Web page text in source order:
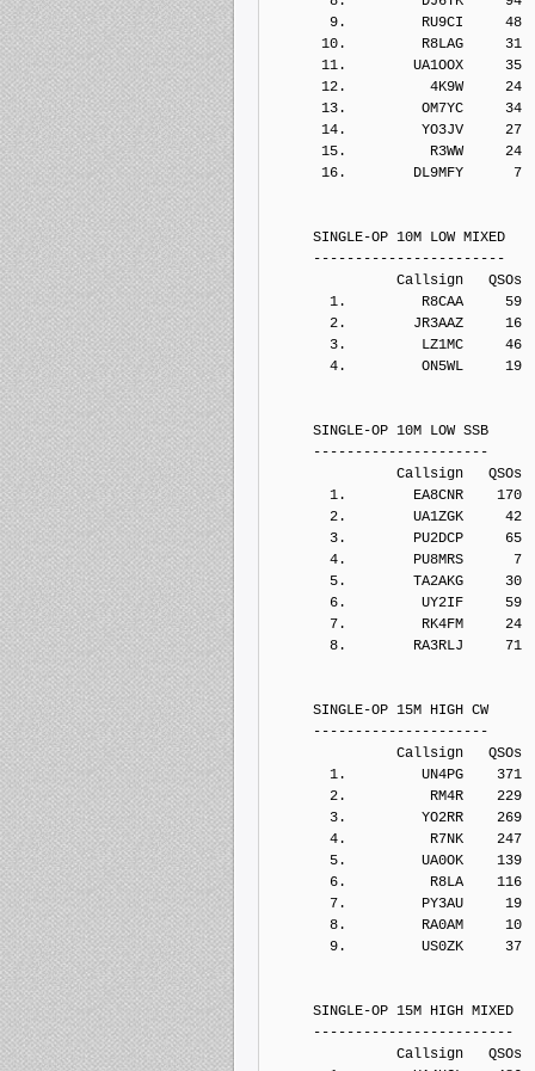
9.         RU9CI     48
10.         R8LAG     31
11.        UA1OOX     35
12.          4K9W     24
13.         OM7YC     34
14.         YO3JV     27
15.          R3WW     24
16.        DL9MFY      7
SINGLE-OP 10M LOW MIXED
-----------------------
Callsign   QSOs  Points
1.         R8CAA     59
2.        JR3AAZ     16
3.         LZ1MC     46
4.         ON5WL     19
SINGLE-OP 10M LOW SSB
---------------------
Callsign   QSOs  Points
1.        EA8CNR    170
2.        UA1ZGK     42
3.        PU2DCP     65
4.        PU8MRS      7
5.        TA2AKG     30
6.         UY2IF     59
7.         RK4FM     24
8.        RA3RLJ     71
SINGLE-OP 15M HIGH CW
---------------------
Callsign   QSOs  Points
1.         UN4PG    371
2.          RM4R    229
3.         YO2RR    269
4.          R7NK    247
5.         UA0OK    139
6.          R8LA    116
7.         PY3AU     19
8.         RA0AM     10
9.         US0ZK     37
SINGLE-OP 15M HIGH MIXED
------------------------
Callsign   QSOs  Points